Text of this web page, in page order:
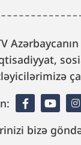
bizə